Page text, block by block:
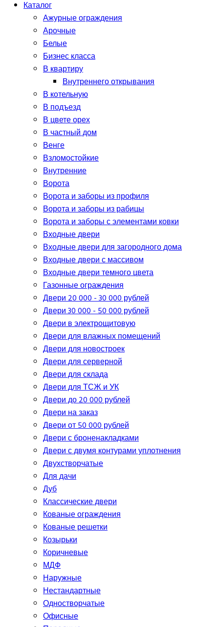
Каталог
Ажурные ограждения
Арочные
Белые
Бизнес класса
В квартиру
Внутреннего открывания
В котельную
В подъезд
В цвете орех
В частный дом
Венге
Взломостойкие
Внутренние
Ворота
Ворота и заборы из профиля
Ворота и заборы из рабицы
Ворота и заборы с элементами ковки
Входные двери
Входные двери для загородного дома
Входные двери с массивом
Входные двери темного цвета
Газонные ограждения
Двери 20 000 - 30 000 рублей
Двери 30 000 - 50 000 рублей
Двери в электрощитовую
Двери для влажных помещений
Двери для новостроек
Двери для серверной
Двери для склада
Двери для ТСЖ и УК
Двери до 20 000 рублей
Двери на заказ
Двери от 50 000 рублей
Двери с броненакладками
Двери с двумя контурами уплотнения
Двухстворчатые
Для дачи
Дуб
Классические двери
Кованые ограждения
Кованые решетки
Козырьки
Коричневые
МДФ
Наружные
Нестандартные
Одностворчатые
Офисные